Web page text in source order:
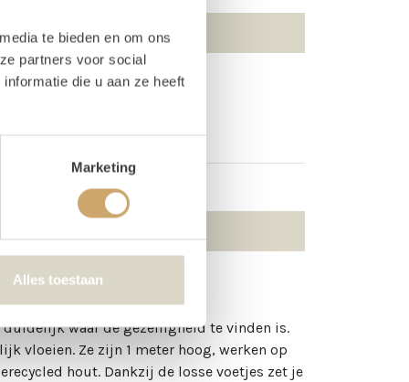
te bieden en om ons
partners voor social
die u aan ze heeft
Marketing
Alles toestaan
Lichtletter A
waar de gezelligheid te vinden is.
vloeien. Ze zijn 1 meter hoog, werken op
hout. Dankzij de losse voetjes zet je